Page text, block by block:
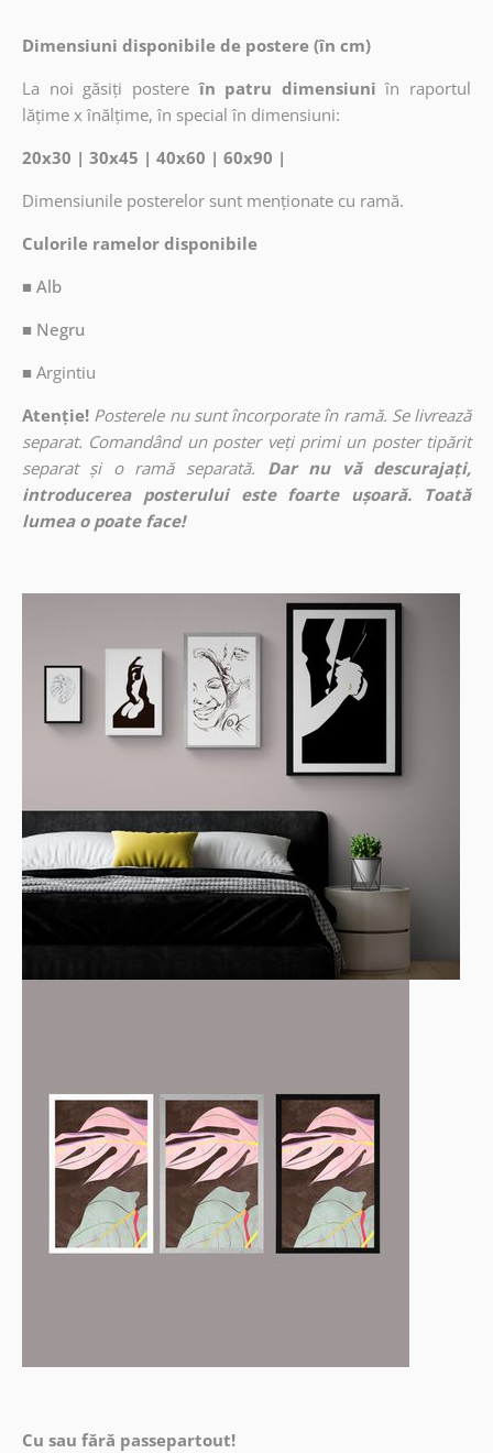
Dimensiuni disponibile de postere (în cm)
La noi găsiți postere în patru dimensiuni în raportul
lățime x înălțime, în special în dimensiuni:
20x30 | 30x45 | 40x60 | 60x90 |
Dimensiunile posterelor sunt menționate cu ramă.
Culorile ramelor disponibile
■ Alb
■ Negru
■ Argintiu
Atenție! Posterele nu sunt încorporate în ramă. Se livrează
separat. Comandând un poster veți primi un poster tipărit
separat și o ramă separată.
Dar nu vă descurajați,
introducerea posterului este foarte ușoară. Toată
lumea o poate face!
Cu sau fără passepartout!